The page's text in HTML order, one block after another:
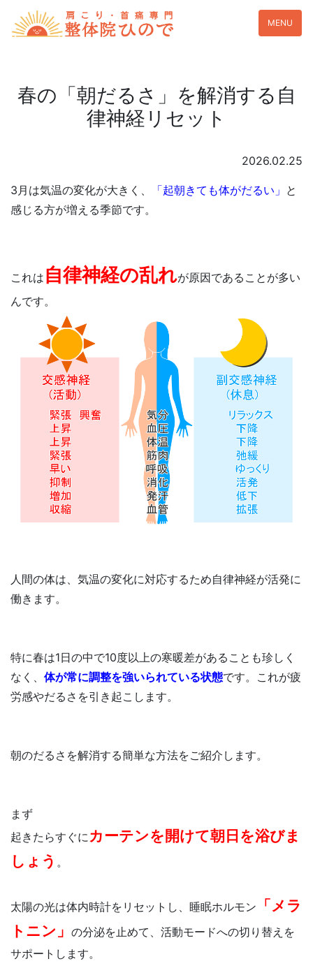
MENU
春の「朝だるさ」を解消する自
律神経リセット
2026.02.25
3月は気温の変化が大きく、 「起朝きても体がだるい」 と
感じる方が増える季節です。
これは 自律神経の乱れが原因であることが多い
んです。
人間の体は、気温の変化に対応するため自律神経が活発に
働きます。
特に春は1日の中で10度以上の寒暖差があることも珍しく
なく、 体が常に調整を強いられている状態です。これが疲
労感やだるさを引き起こします。
朝のだるさを解消する簡単な方法をご紹介します。
まず
起きたらすぐに カーテンを開けて朝日を浴びま
しょう 。
太陽の光は体内時計をリセットし、睡眠ホルモン
「メラ
トニン」 の分泌を止めて、活動モードへの切り替えを
サポートします。